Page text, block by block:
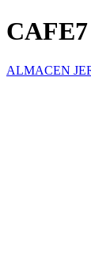
ALMACEN